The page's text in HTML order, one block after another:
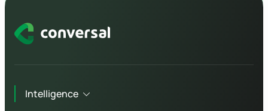
Intelligence